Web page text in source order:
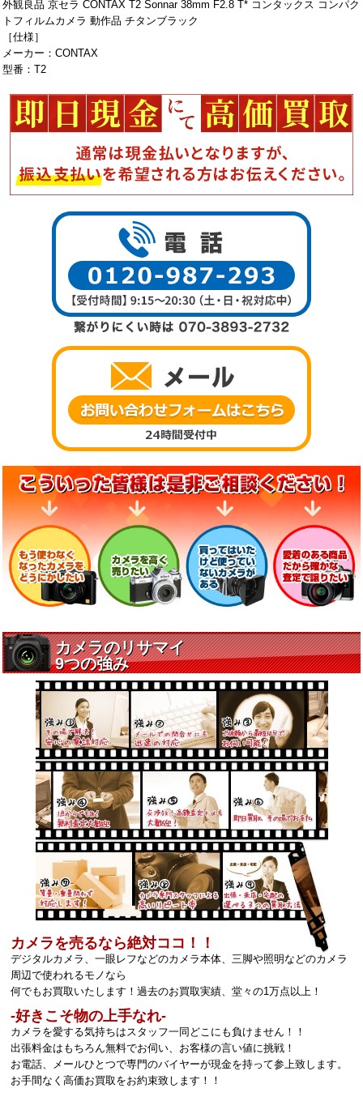
外観良品 京セラ CONTAX T2 Sonnar 38mm F2.8 T* コンタックス コンパク
トフィルムカメラ 動作品 チタンブラック
［仕様］
メーカー：CONTAX
型番：T2
カメラを売るなら絶対ココ！！
デジタルカメラ、一眼レフなどのカメラ本体、三脚や照明などのカメラ
周辺で使われるモノなら
何でもお買取いたします！過去のお買取実績、堂々の1万点以上！
‐好きこそ物の上手なれ‐
カメラを愛する気持ちはスタッフ一同どこにも負けません！！
出張料金はもちろん無料でお伺い、お客様の言い値に挑戦！
お電話、メールひとつで専門のバイヤーが現金を持って参上致します。
お手間なく高価お買取をお約束致します！！